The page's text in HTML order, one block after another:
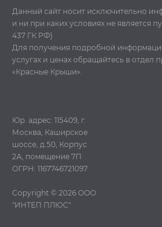
Данный сайт носит исключительно
и ни при каких условиях не является
437 ГК РФ)
Для получения подробной
услугах и ценах обращайтесь в отдел
«Красные Крыши».
Юр. адрес: 115409, г.
Москва, Каширское
шоссе, д.50, Корпус
2А, помещение 7П
ОГРН: 1167746721097
Copyright © 2026 ООО
"ИНТЕП ПЛЮС"